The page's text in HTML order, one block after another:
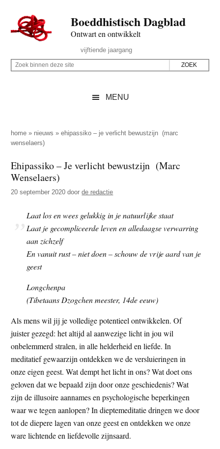
naar
de
inhoud
secondary
naar
de
sidebar
naar
de
Boeddhistisch Dagblad
Ontwart en ontwikkelt
Rechts
vijftiende jaargang
Z
p
d
e
z
e
Z
i
n
e
n
d
MENU
home » nieuws »ehipassiko – je verlicht bewustzijn (marc
wenselaers)
Ehipassiko – Je verlicht bewustzijn (Marc
Wenselaers)
20 september 2020 doorde redactie
Laat los en wees gelukkig in je natuurlijke staat
Laat je gecompliceerde leven en alledaagse verwarring
aan zichzelf
En vanuit rust – niet doen – schouw de vrije aard van je
geest
Longchenpa
(Tibetaans Dzogchen meester, 14de eeuw)
Als mens wil jij je volledige potentieel ontwikkelen. Of
juister gezegd: het altijd al aanwezige licht in jou wil
onbelemmerd stralen, in alle helderheid en liefde. In
meditatief gewaarzijn ontdekken we de versluieringen in
onze eigen geest. Wat dempt het licht in ons? Wat doet ons
geloven dat we bepaald zijn door onze geschiedenis? Wat
zijn de illusoire aannames en psychologische beperkingen
waar we tegen aanlopen? In dieptemeditatie dringen we door
tot de diepere lagen van onze geest en ontdekken we onze
ware lichtende en liefdevolle zijnsaard.